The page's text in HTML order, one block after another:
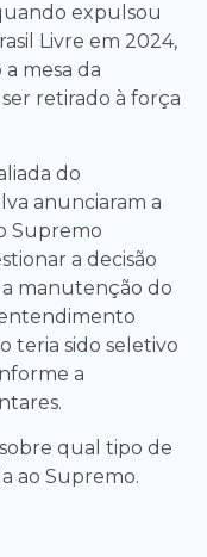
expulsou
Livre em 2024,
mesa da
retirado à força
do
anunciaram a
Supremo
a decisão
manutenção do
teria sido seletivo
a
qual tipo de
ao Supremo.